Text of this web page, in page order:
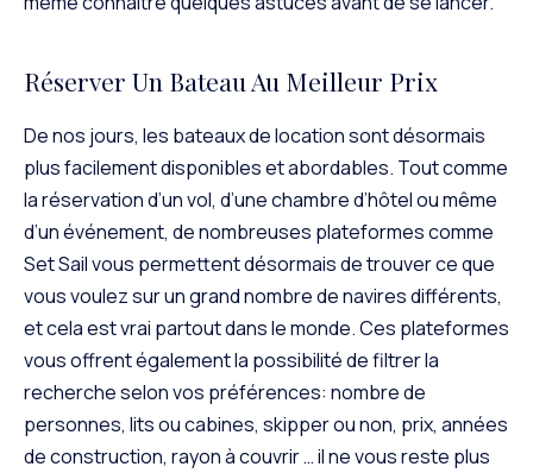
Réserver Un Bateau Au Meilleur Prix
De nos jours, les bateaux de location sont désormais
plus facilement disponibles et abordables. Tout comme
la réservation d’un vol, d’une chambre d’hôtel ou même
d’un événement, de nombreuses plateformes comme
Set Sail vous permettent désormais de trouver ce que
vous voulez sur un grand nombre de navires différents,
et cela est vrai partout dans le monde. Ces plateformes
vous offrent également la possibilité de filtrer la
recherche selon vos préférences: nombre de
personnes, lits ou cabines, skipper ou non, prix, années
de construction, rayon à couvrir … il ne vous reste plus